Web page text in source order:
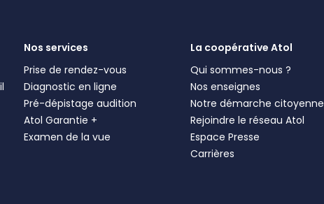
Nos services
Prise de rendez-vous
Diagnostic en ligne
Pré-dépistage audition
Atol Garantie +
Examen de la vue
La coopérative Atol
Qui sommes-nous ?
Nos enseignes
Notre démarche citoyenne
Rejoindre le réseau Atol
Espace Presse
Carrières